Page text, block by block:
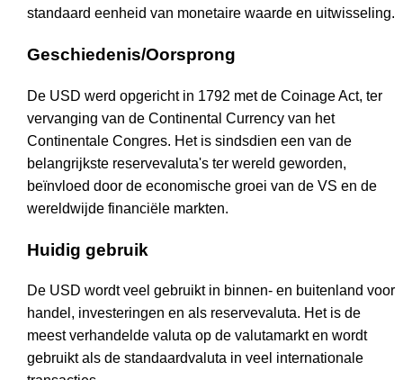
standaard eenheid van monetaire waarde en uitwisseling.
Geschiedenis/Oorsprong
De USD werd opgericht in 1792 met de Coinage Act, ter
vervanging van de Continental Currency van het
Continentale Congres. Het is sindsdien een van de
belangrijkste reservevaluta's ter wereld geworden,
beïnvloed door de economische groei van de VS en de
wereldwijde financiële markten.
Huidig gebruik
De USD wordt veel gebruikt in binnen- en buitenland voor
handel, investeringen en als reservevaluta. Het is de
meest verhandelde valuta op de valutamarkt en wordt
gebruikt als de standaardvaluta in veel internationale